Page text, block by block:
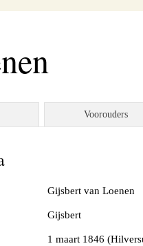
Voorouders
Gijsbert van Loenen
Gijsbert
1 maart 1846